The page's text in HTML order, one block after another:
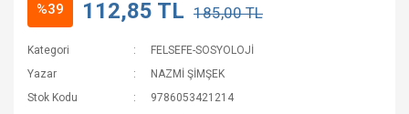
%39 112,85 TL 185,00 TL
Kategori
FELSEFE-SOSYOLOJİ
Yazar
NAZMİ ŞİMŞEK
Stok Kodu
9786053421214